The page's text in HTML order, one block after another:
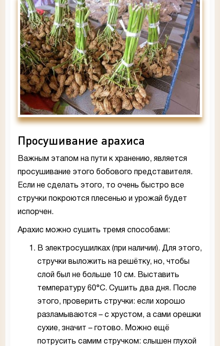
Просушивание арахиса
Важным этапом на пути к хранению, является
просушивание этого бобового представителя.
Если не сделать этого, то очень быстро все
стручки покроются плесенью и урожай будет
испорчен.
Арахис можно сушить тремя способами:
В электросушилках (при наличии). Для этого,
стручки выложить на решётку, но, чтобы
слой был не больше 10 см. Выставить
температуру 60°С. Сушить два дня. После
этого, проверить стручки: если хорошо
разламываются – с хрустом, а сами орешки
сухие, значит – готово. Можно ещё
потрусить самим стручком: слышен глухой